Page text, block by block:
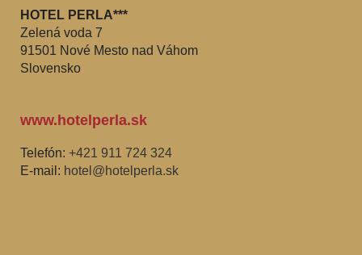
HOTEL PERLA***
Zelená voda 7
91501 Nové Mesto nad Váhom
Slovensko
www.hotelperla.sk
Telefón: +421 911 724 324
E-mail: hotel@hotelperla.sk